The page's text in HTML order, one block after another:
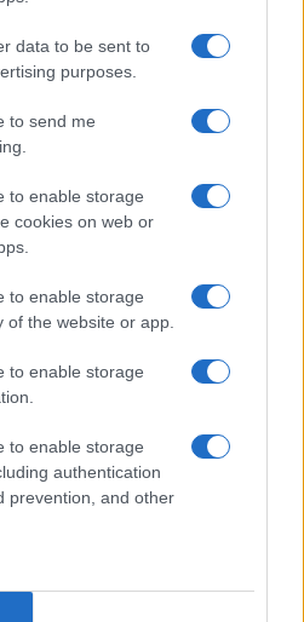
data to be sent to
purposes.
to send me
to enable storage
cookies on web or
to enable storage
of the website or app.
to enable storage
to enable storage
authentication
prevention, and other
e definiti con la giusta
il grande evento a
9 agosto